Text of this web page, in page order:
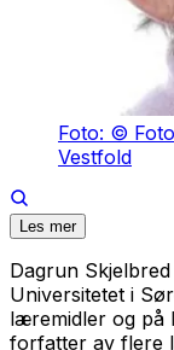
Foto: ©
Vestfold
Les mer
Dagrun
Universitetet i
læremidler og på
forfatter av flere